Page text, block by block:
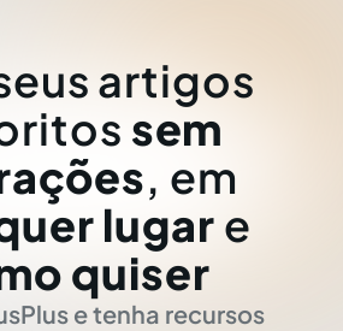
artigos
sem
, em
lugar e
quiser
e tenha recursos